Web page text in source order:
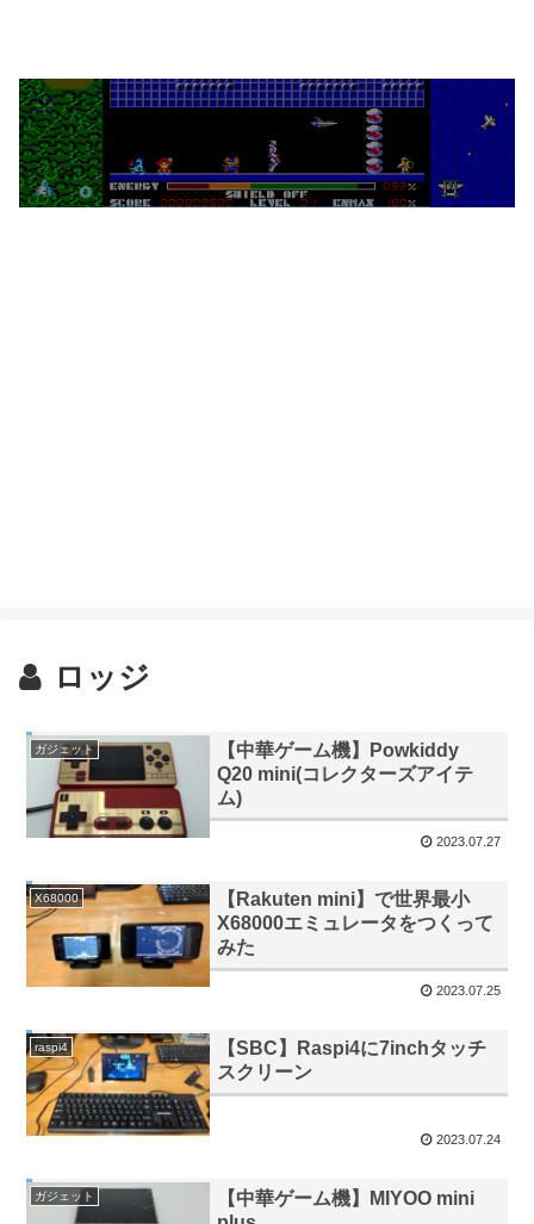
ロッジ
ガジェット
【中華ゲーム機】Powkiddy
Q20 mini(コレクターズアイテ
ム)
2023.07.27
X68000
【Rakuten mini】で世界最小
X68000エミュレータをつくって
みた
2023.07.25
raspi4
【SBC】Raspi4に7inchタッチ
スクリーン
2023.07.24
ガジェット
【中華ゲーム機】MIYOO mini